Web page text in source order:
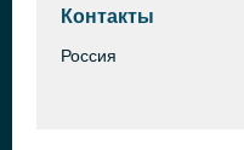
Контакты
Россия